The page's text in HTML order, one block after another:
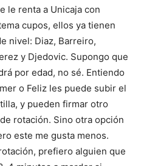
le renta a Unicaja con
cupos, ellos ya tienen
nivel: Diaz, Barreiro,
y Djedovic. Supongo que
por edad, no sé. Entiendo
o Feliz les puede subir el
y pueden firmar otro
rotación. Sino otra opción
este me gusta menos.
prefiero alguien que